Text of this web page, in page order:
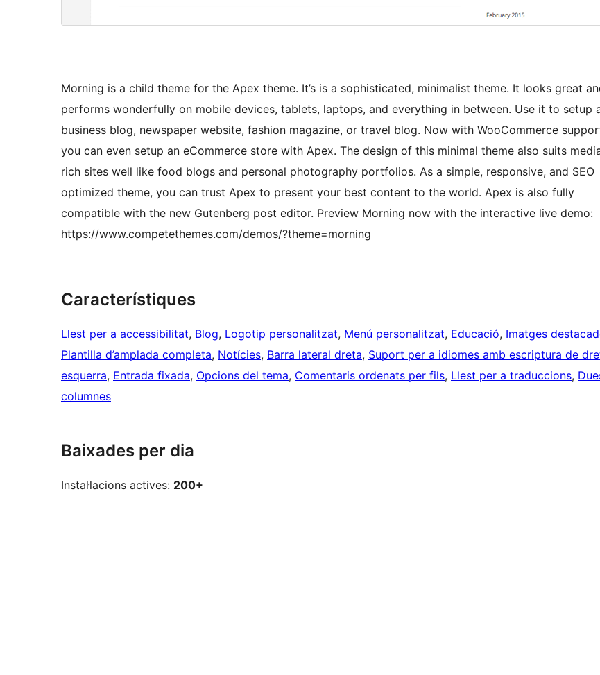
Morning is a child theme for the Apex theme. It’s is a sophisticated, minimalist theme. It looks great
performs wonderfully on mobile devices, tablets, laptops, and everything in between. Use it to setup
business blog, newspaper website, fashion magazine, or travel blog. Now with WooCommerce
you can even setup an eCommerce store with Apex. The design of this minimal theme also suits
rich sites well like food blogs and personal photography portfolios. As a simple, responsive, and SEO
optimized theme, you can trust Apex to present your best content to the world. Apex is also fully
compatible with the new Gutenberg post editor. Preview Morning now with the interactive live demo:
https://www.competethemes.com/demos/?theme=morning
Característiques
Llest per a accessibilitat, Blog, Logotip personalitzat, Menú personalitzat, Educació, Imatges
Plantilla d’amplada completa, Notícies, Barra lateral dreta, Suport per a idiomes amb escriptura de
esquerra, Entrada fixada, Opcions del tema, Comentaris ordenats per fils, Llest per a traduccions,
columnes
Baixades per dia
Instal·lacions actives: 200+